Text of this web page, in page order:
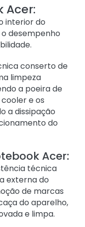
Acer:
interior do
desempenho
conserto de
limpeza
a poeira de
e os
a dissipação
do
Acer:
técnica
externa do
de marcas
do aparelho,
e limpa.